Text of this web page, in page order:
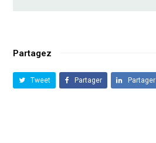
Partagez
Tweet Partager Partager